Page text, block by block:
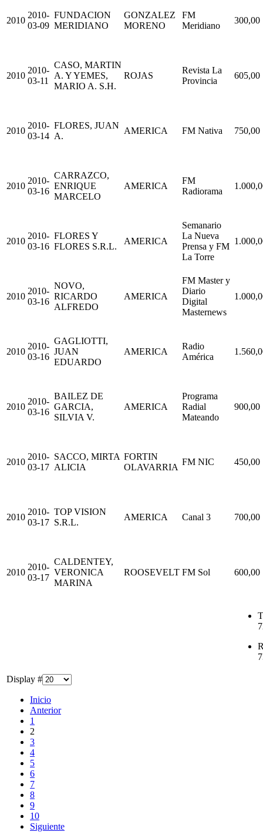
Display #
Inicio
Anterior
1
2
3
4
5
6
7
8
9
10
Siguiente
2010
2010-
03-09
FUNDACION
MERIDIANO
GONZALEZ
MORENO
FM
Meridiano
300,00
2010
2010-
03-11
CASO, MARTIN
A. Y YEMES,
MARIO A. S.H.
ROJAS
Revista La
Provincia
605,00
2010
2010-
03-14
FLORES, JUAN
A.
AMERICA FM Nativa 750,00
2010
2010-
03-16
CARRAZCO,
ENRIQUE
MARCELO
AMERICA
FM
Radiorama
2010
2010-
03-16
FLORES Y
FLORES S.R.L.
AMERICA
Semanario
La Nueva
Prensa y FM
La Torre
2010
2010-
03-16
NOVO,
RICARDO
ALFREDO
AMERICA
FM Master y
Diario
Digital
Masternews
2010
2010-
03-16
GAGLIOTTI,
JUAN
EDUARDO
AMERICA
Radio
América
2010
2010-
03-16
BAILEZ DE
GARCIA,
SILVIA V.
AMERICA
Programa
Radial
Mateando
900,00
2010
2010-
03-17
SACCO, MIRTA
ALICIA
FORTIN
OLAVARRIA
FM NIC 450,00
2010
2010-
03-17
TOP VISION
S.R.L.
AMERICA Canal 3 700,00
2010
2010-
03-17
CALDENTEY,
VERONICA
MARINA
ROOSEVELT FM Sol 600,00